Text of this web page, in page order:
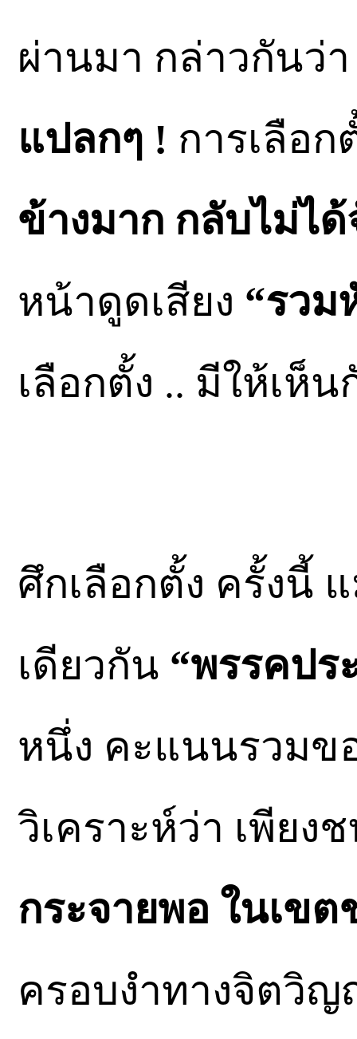
ผ่านมา กล่าวกันว่า
แปลกๆ ! การเลือ
ข้างมาก กลับไม่ไ
หน้าดูดเสียง “รวม
เลือกตั้ง .. มีให้เห็
ศึกเลือกตั้ง ครั้งนี้
เดียวกัน “พรรคปร
หนึ่ง คะแนนรวมข
วิเคราะห์ว่า เพียง
กระจายพอ ในเข
ครอบงำทางจิตวิ